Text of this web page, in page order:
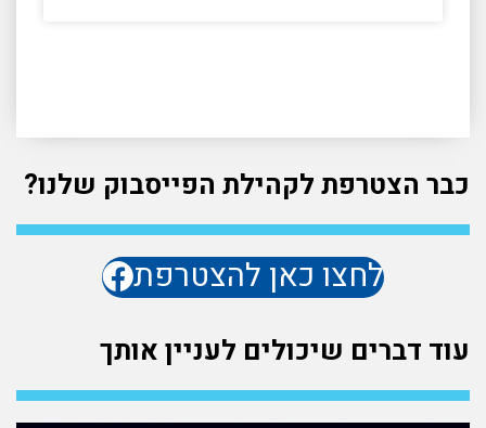
כבר הצטרפת לקהילת הפייסבוק שלנו?
לחצו כאן להצטרפת
עוד דברים שיכולים לעניין אותך